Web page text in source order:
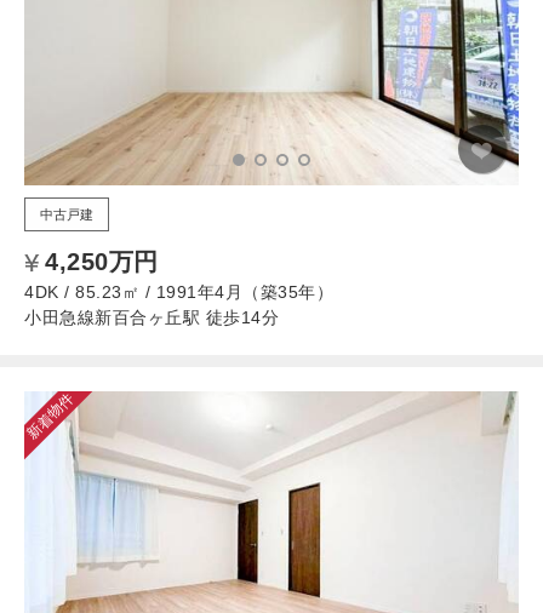
中古戸建
4,250万円
4DK / 85.23㎡ / 1991年4月（築35年）
小田急線新百合ヶ丘駅 徒歩14分
新着物件